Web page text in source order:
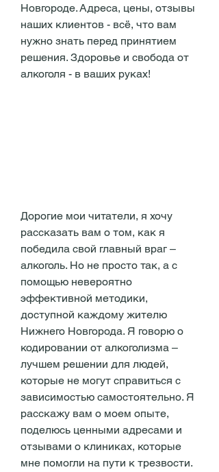
Новгороде. Адреса, цены, отзывы
наших клиентов - всё, что вам
нужно знать перед принятием
решения. Здоровье и свобода от
алкоголя - в ваших руках!
Дорогие мои читатели, я хочу
рассказать вам о том, как я
победила свой главный враг –
алкоголь. Но не просто так, а с
помощью невероятно
эффективной методики,
доступной каждому жителю
Нижнего Новгорода. Я говорю о
кодировании от алкоголизма –
лучшем решении для людей,
которые не могут справиться с
зависимостью самостоятельно. Я
расскажу вам о моем опыте,
поделюсь ценными адресами и
отзывами о клиниках, которые
мне помогли на пути к трезвости.